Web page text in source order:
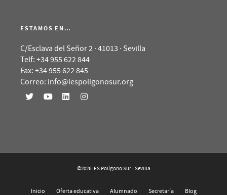
ESTAMOS EN…
C/Esclava del Señor 2 · 41013 · Sevilla
Telf: +34 955 622 844
Fax: +34 955 622 845
Correo: info@iespoligonosur.org
©2026 IES Polígono Sur · Sevilla
Inicio Oferta educativa Alumnado Secretaría Blog